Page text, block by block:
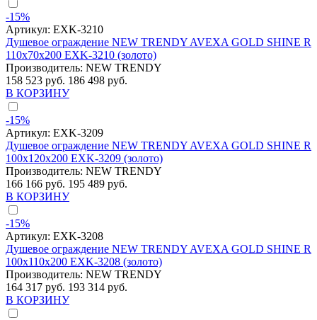
-15%
Артикул: EXK-3210
Душевое ограждение NEW TRENDY AVEXA GOLD SHINE R
110x70x200 EXK-3210 (золото)
Производитель: NEW TRENDY
158 523 руб. 186 498 руб.
В КОРЗИНУ
-15%
Артикул: EXK-3209
Душевое ограждение NEW TRENDY AVEXA GOLD SHINE R
100x120x200 EXK-3209 (золото)
Производитель: NEW TRENDY
166 166 руб. 195 489 руб.
В КОРЗИНУ
-15%
Артикул: EXK-3208
Душевое ограждение NEW TRENDY AVEXA GOLD SHINE R
100x110x200 EXK-3208 (золото)
Производитель: NEW TRENDY
164 317 руб. 193 314 руб.
В КОРЗИНУ